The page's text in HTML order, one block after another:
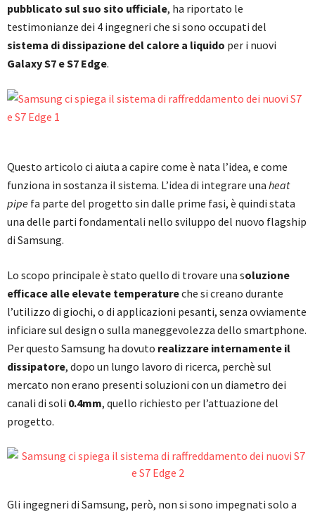
pubblicato sul suo sito ufficiale, ha riportato le
testimonianze dei 4 ingegneri che si sono occupati del
sistema di dissipazione del calore a liquido per i nuovi
Galaxy S7 e S7 Edge.
Questo articolo ci aiuta a capire come è nata l’idea, e come
funziona in sostanza il sistema. L’idea di integrare una heat
pipe fa parte del progetto sin dalle prime fasi, è quindi stata
una delle parti fondamentali nello sviluppo del nuovo flagship
di Samsung.
Lo scopo principale è stato quello di trovare una soluzione
efficace alle elevate temperatureche si creano durante
l’utilizzo di giochi, o di applicazioni pesanti, senza ovviamente
inficiare sul design o sulla maneggevolezza dello smartphone.
Per questo Samsung ha dovuto realizzare internamente il
dissipatore, dopo un lungo lavoro di ricerca, perchè sul
mercato non erano presenti soluzioni con un diametro dei
canali di soli 0.4mm, quello richiesto per l’attuazione del
progetto.
Gli ingegneri di Samsung, però, non si sono impegnati solo a